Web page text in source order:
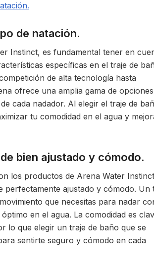
de natación.
Instinct, es fundamental tener en
específicas en el traje de
de alta tecnología hasta
ofrece una amplia gama de opciones
cada nadador. Al elegir el traje de
tu comodidad en el agua y
bien ajustado y cómodo.
los productos de Arena Water
perfectamente ajustado y cómodo. Un
que necesitas para nadar
en el agua. La comodidad es
lo que elegir un traje de baño que se
sentirte seguro y cómodo en cada